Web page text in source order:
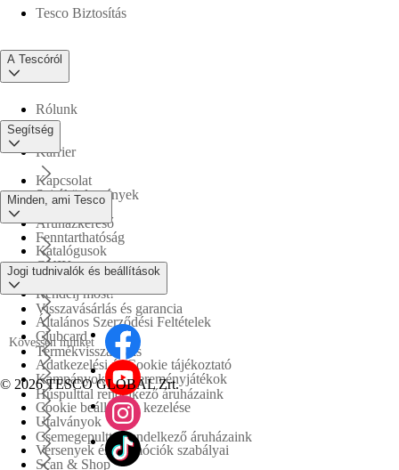
Tesco Biztosítás
A Tescóról
Rólunk
Karrier
Sajtóközlemények
Fenntarthatóság
Tesco PLC
Segítség
Kapcsolat
Áruházkereső
GYIK
Visszavásárlás és garancia
Termékvisszahívás
Húspulttal rendelkező áruházaink
Csemegepulttal rendelkező áruházaink
Minden, ami Tesco
Katalógusok
Rendelj most!
Clubcard
Kampányok és nyereményjátékok
Utalványok
Scan & Shop
Jogi tudnivalók és beállítások
Általános Szerződési Feltételek
Adatkezelési és Cookie tájékoztató
Cookie beállítások kezelése
Versenyek és promóciók szabályai
Kövessen minket
© 2026 TESCO GLOBAL Zrt.